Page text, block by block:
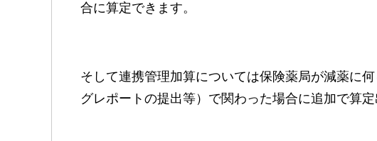
合に算定できます。
そして連携管理加算については保険薬局が減薬に
グレポートの提出等）で関わった場合に追加で算定